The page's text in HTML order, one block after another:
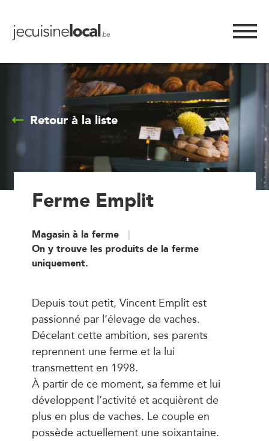
Retour à la liste
Ferme Emplit
Magasin à la ferme
On y trouve les produits de la ferme
uniquement.
Depuis tout petit, Vincent Emplit est
passionné par l’élevage de vaches.
Décelant cette ambition, ses parents
reprennent une ferme et la lui
transmettent en 1998.
À partir de ce moment, sa femme et lui
développent l’activité et acquièrent de
plus en plus de vaches. Le couple en
possède actuellement une soixantaine.